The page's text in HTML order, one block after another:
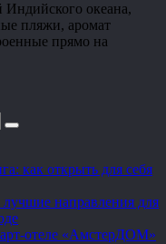
океана,
пляжи, аромат
прямо на
как открыть для себя
направления для
отеле «АмстерДОМ»